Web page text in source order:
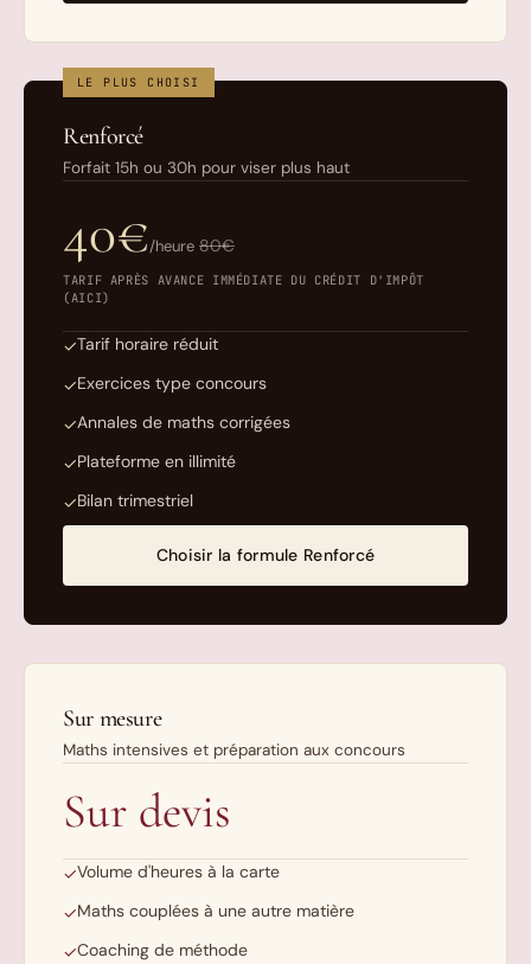
LE PLUS CHOISI
Renforcé
Forfait 15h ou 30h pour viser plus haut
40€/heure 80€
TARIF APRÈS AVANCE IMMÉDIATE DU CRÉDIT D'IMPÔT
(AICI)
✓Tarif horaire réduit
✓Exercices type concours
✓Annales de maths corrigées
✓Plateforme en illimité
✓Bilan trimestriel
Choisir la formule Renforcé
Sur mesure
Maths intensives et préparation aux concours
Sur devis
✓Volume d'heures à la carte
✓Maths couplées à une autre matière
✓Coaching de méthode